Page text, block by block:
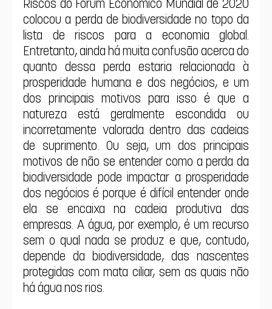
colocou a perda de biodiversidade no topo da
lista de riscos para a economia global.
Entretanto, ainda há muita confusão acerca do
quanto dessa perda estaria relacionada à
prosperidade humana e dos negócios, e um
dos principais motivos para isso é que a
natureza está geralmente escondida ou
incorretamente valorada dentro das cadeias
de suprimento. Ou seja, um dos principais
motivos de não se entender como a perda da
biodiversidade pode impactar a prosperidade
dos negócios é porque é difícil entender onde
ela se encaixa na cadeia produtiva das
empresas. A água, por exemplo, é um recurso
sem o qual nada se produz e que, contudo,
depende da biodiversidade, das nascentes
protegidas com mata ciliar, sem as quais não
há água nos rios.